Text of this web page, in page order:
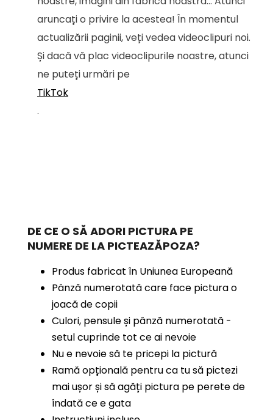
aruncați o privire la acestea! În momentul
actualizării paginii, veți vedea videoclipuri noi.
Și dacă vă plac videoclipurile noastre, atunci
ne puteți urmări pe
TikTok
.
DE CE O SĂ ADORI PICTURA PE
NUMERE DE LA PICTEAZĂPOZA?
Produs fabricat în Uniunea Europeană
Pânză numerotată care face pictura o
joacă de copii
Culori, pensule și pânză numerotată -
setul cuprinde tot ce ai nevoie
Nu e nevoie să te pricepi la pictură
Ramă opțională pentru ca tu să pictezi
mai ușor și să agăți pictura pe perete de
îndată ce e gata